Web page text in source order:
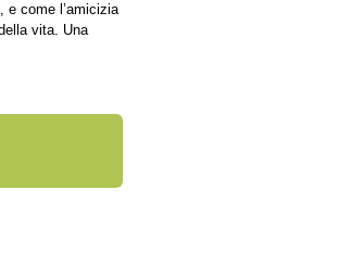
e come l’amicizia
vita. Una